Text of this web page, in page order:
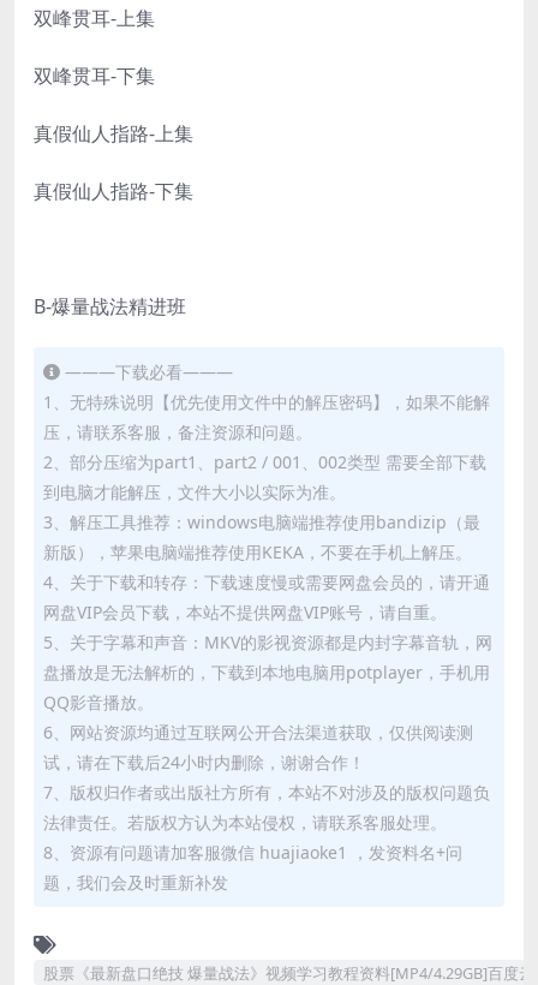
双峰贯耳-上集
双峰贯耳-下集
真假仙人指路-上集
真假仙人指路-下集
B-爆量战法精进班
———下载必看———
1、无特殊说明【优先使用文件中的解压密码】，如果不能解
压，请联系客服，备注资源和问题。
2、部分压缩为part1、part2 / 001、002类型 需要全部下载
到电脑才能解压，文件大小以实际为准。
3、解压工具推荐：windows电脑端推荐使用bandizip（最
新版），苹果电脑端推荐使用KEKA，不要在手机上解压。
4、关于下载和转存：下载速度慢或需要网盘会员的，请开通
网盘VIP会员下载，本站不提供网盘VIP账号，请自重。
5、关于字幕和声音：MKV的影视资源都是内封字幕音轨，网
盘播放是无法解析的，下载到本地电脑用potplayer，手机用
QQ影音播放。
6、网站资源均通过互联网公开合法渠道获取，仅供阅读测
试，请在下载后24小时内删除，谢谢合作！
7、版权归作者或出版社方所有，本站不对涉及的版权问题负
法律责任。若版权方认为本站侵权，请联系客服处理。
8、资源有问题请加客服微信 huajiaoke1 ，发资料名+问
题，我们会及时重新补发
股票《最新盘口绝技 爆量战法》视频学习教程资料[MP4/4.29GB]百度